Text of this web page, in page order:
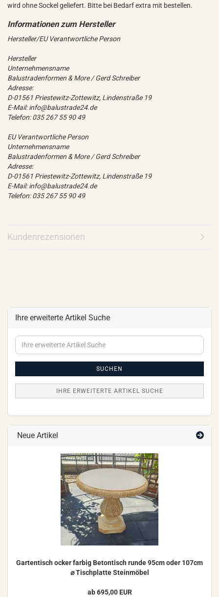
wird ohne Sockel geliefert. Bitte bei Bedarf extra mit bestellen.
Hersteller/EU Verantwortliche Person
Hersteller
Unternehmensname
Balustradenformen & More / Gerd Schreiber
Adresse:
D-01561 Priestewitz-Zottewitz, Lindenstraße 19
E-Mail: info@balustrade24.de
Telefon: 035 267 55 90 49
EU Verantwortliche Person
Unternehmensname
Balustradenformen & More / Gerd Schreiber
Adresse:
D-01561 Priestewitz-Zottewitz, Lindenstraße 19
E-Mail: info@balustrade24.de
Telefon: 035 267 55 90 49
Kundenrezensionen
Ihre erweiterte Artikel Suche
Ihre
erweiterte
SUCHEN
IHRE ERWEITERTE ARTIKEL SUCHE
Neue Artikel
Gar­ten­tisch ocker far­big Be­ton­tisch runde 95cm oder 107cm
⌀ Tisch­plat­te Stein­mö­bel
ab 695,00 EUR